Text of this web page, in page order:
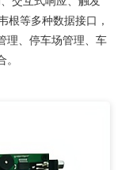
根等多种数据接口，
理、停车场管理、车